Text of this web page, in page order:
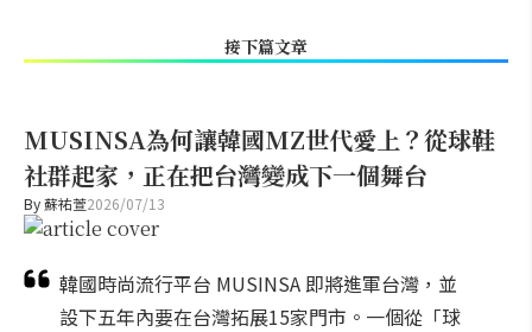
接下篇文章
MUSINSA為何讓韓國MZ世代愛上？從球鞋
社群起家，正在把台灣變成下一個舞台
By蘇祐萱2026/07/13
韓國時尚流行平台 MUSINSA 即將進軍台灣，並
設下五年內要在台灣拓展15家門市。一個從「球